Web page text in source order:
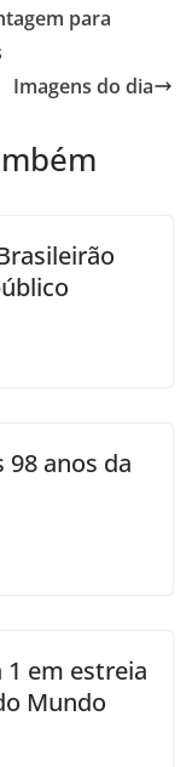
para
Imagens do dia
anos da
1 em estreia
Mundo